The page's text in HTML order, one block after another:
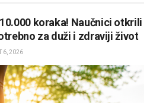
koraka! Naučnici otkrili
za duži i zdraviji život
6, 2026